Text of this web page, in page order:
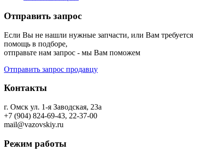
Отправить запрос
Если Вы не нашли нужные запчасти, или Вам требуется
помощь в подборе,
отправьте нам запрос - мы Вам поможем
Отправить запрос продавцу
Контакты
г. Омск ул. 1-я Заводская, 23а
+7 (904) 824-69-43, 22-37-00
mail@vazovskiy.ru
Режим работы